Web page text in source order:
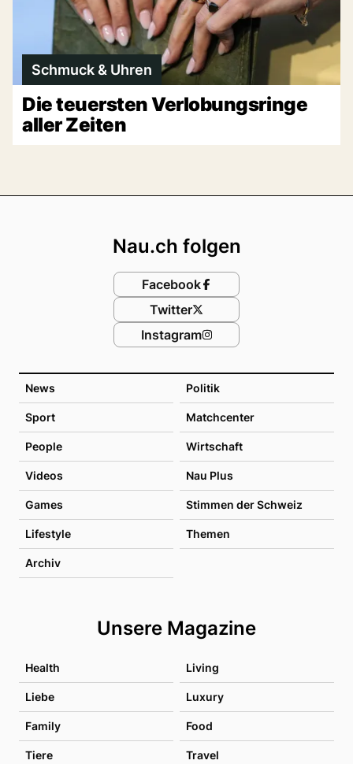
Schmuck & Uhren
Die teuersten Verlobungsringe
aller Zeiten
News Politik
Sport Matchcenter
People Wirtschaft
Videos Nau Plus
Games Stimmen der Schweiz
Lifestyle Themen
Archiv
Unsere Magazine
Health Living
Liebe Luxury
Family Food
Tiere Travel
Nau.ch folgen
Facebook
Twitter
Instagram